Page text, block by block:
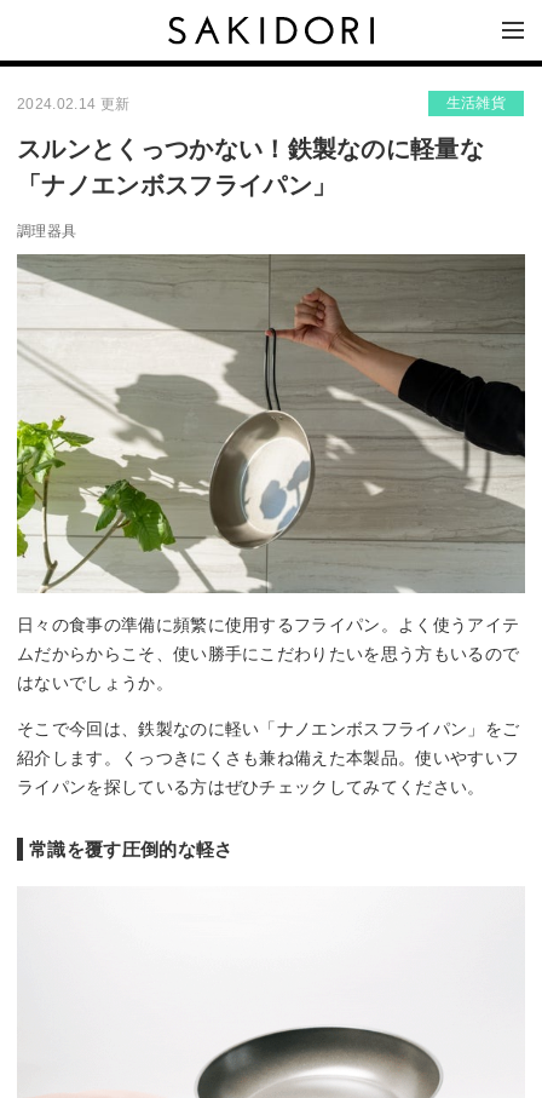
2024.02.14 更新 生活雑貨
スルンとくっつかない！鉄製なのに軽量な
「ナノエンボスフライパン」
調理器具
日々の食事の準備に頻繁に使用するフライパン。よく使うアイテ
ムだからからこそ、使い勝手にこだわりたいを思う方もいるので
はないでしょうか。
そこで今回は、鉄製なのに軽い「ナノエンボスフライパン」をご
紹介します。くっつきにくさも兼ね備えた本製品。使いやすいフ
ライパンを探している方はぜひチェックしてみてください。
常識を覆す圧倒的な軽さ